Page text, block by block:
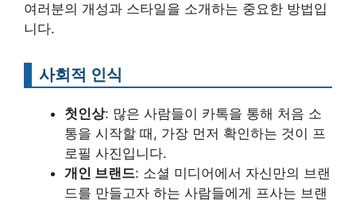
여러분의 개성과 스타일을 소개하는 중요한 방법입
니다.
사회적 인식
첫인상: 많은 사람들이 카톡을 통해 처음 소
통을 시작할 때, 가장 먼저 확인하는 것이 프
로필 사진입니다.
개인 브랜드: 소셜 미디어에서 자신만의 브랜
드를 만들고자 하는 사람들에게 프사는 브랜